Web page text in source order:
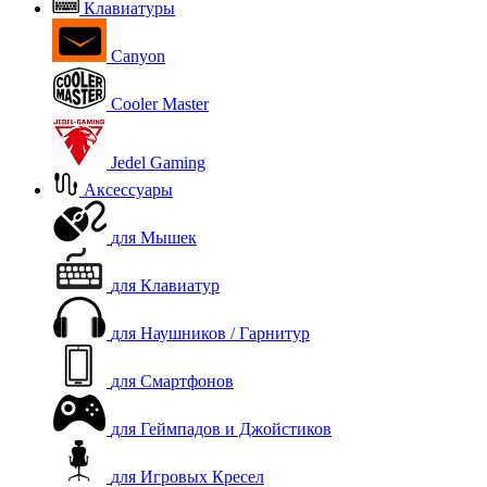
Клавиатуры
Canyon
Cooler Master
Jedel Gaming
Аксессуары
для Мышек
для Клавиатур
для Наушников / Гарнитур
для Смартфонов
для Геймпадов и Джойстиков
для Игровых Кресел